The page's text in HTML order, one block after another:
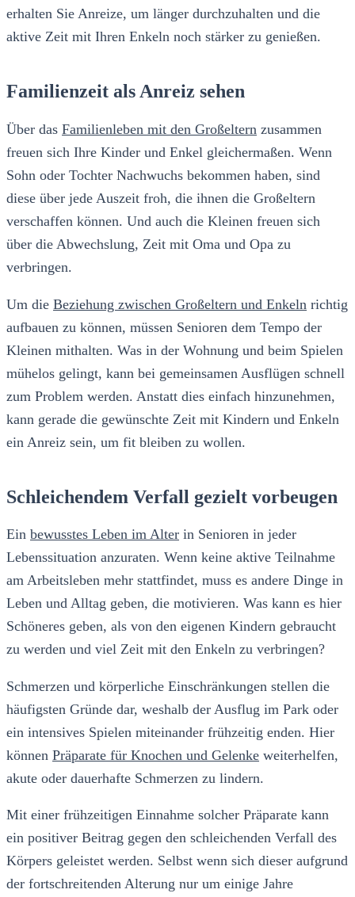
erhalten Sie Anreize, um länger durchzuhalten und die
aktive Zeit mit Ihren Enkeln noch stärker zu genießen.
Familienzeit als Anreiz sehen
Über das Familienleben mit den Großeltern zusammen
freuen sich Ihre Kinder und Enkel gleichermaßen. Wenn
Sohn oder Tochter Nachwuchs bekommen haben, sind
diese über jede Auszeit froh, die ihnen die Großeltern
verschaffen können. Und auch die Kleinen freuen sich
über die Abwechslung, Zeit mit Oma und Opa zu
verbringen.
Um die Beziehung zwischen Großeltern und Enkeln richtig
aufbauen zu können, müssen Senioren dem Tempo der
Kleinen mithalten. Was in der Wohnung und beim Spielen
mühelos gelingt, kann bei gemeinsamen Ausflügen schnell
zum Problem werden. Anstatt dies einfach hinzunehmen,
kann gerade die gewünschte Zeit mit Kindern und Enkeln
ein Anreiz sein, um fit bleiben zu wollen.
Schleichendem Verfall gezielt vorbeugen
Ein bewusstes Leben im Alter in Senioren in jeder
Lebenssituation anzuraten. Wenn keine aktive Teilnahme
am Arbeitsleben mehr stattfindet, muss es andere Dinge in
Leben und Alltag geben, die motivieren. Was kann es hier
Schöneres geben, als von den eigenen Kindern gebraucht
zu werden und viel Zeit mit den Enkeln zu verbringen?
Schmerzen und körperliche Einschränkungen stellen die
häufigsten Gründe dar, weshalb der Ausflug im Park oder
ein intensives Spielen miteinander frühzeitig enden. Hier
können Präparate für Knochen und Gelenke weiterhelfen,
akute oder dauerhafte Schmerzen zu lindern.
Mit einer frühzeitigen Einnahme solcher Präparate kann
ein positiver Beitrag gegen den schleichenden Verfall des
Körpers geleistet werden. Selbst wenn sich dieser aufgrund
der fortschreitenden Alterung nur um einige Jahre